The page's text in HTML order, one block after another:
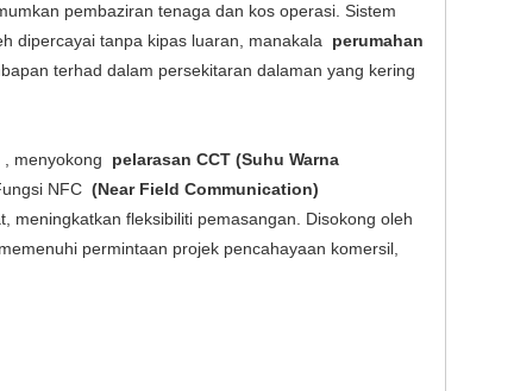
pembaziran tenaga dan kos operasi. Sistem
dipercayai tanpa kipas luaran, manakala perumahan
terhad dalam persekitaran dalaman yang kering
, menyokong pelarasan CCT (Suhu Warna
NFC (Near Field Communication)
meningkatkan fleksibiliti pemasangan. Disokong oleh
permintaan projek pencahayaan komersil,